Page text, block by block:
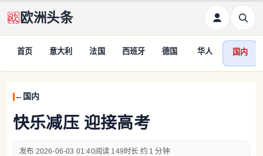
欧洲头条
首页 意大利 法国 西班牙 德国 华人 国内
国内
快乐减压 迎接高考
2026-06-03 01:40 149 约 1 分钟